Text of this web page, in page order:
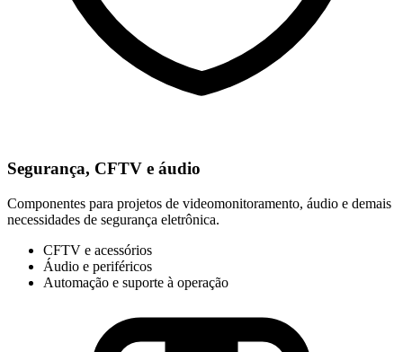
Segurança, CFTV e áudio
Componentes para projetos de videomonitoramento, áudio e demais
necessidades de segurança eletrônica.
CFTV e acessórios
Áudio e periféricos
Automação e suporte à operação